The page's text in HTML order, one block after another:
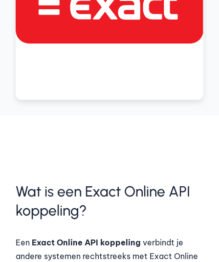
Wat is een Exact Online API
koppeling?
Een Exact Online API koppeling verbindt je
andere systemen rechtstreeks met Exact Online